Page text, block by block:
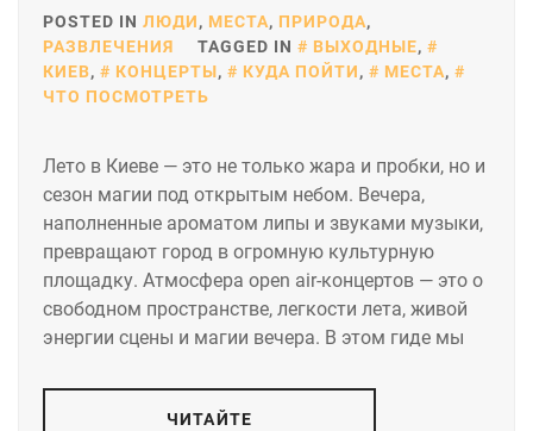
POSTED IN ЛЮДИ, МЕСТА, ПРИРОДА,
РАЗВЛЕЧЕНИЯ
TAGGED IN ВЫХОДНЫЕ,
КИЕВ, КОНЦЕРТЫ, КУДА ПОЙТИ, МЕСТА,
ЧТО ПОСМОТРЕТЬ
Лето в Киеве — это не только жара и пробки, но и
сезон магии под открытым небом. Вечера,
наполненные ароматом липы и звуками музыки,
превращают город в огромную культурную
площадку. Атмосфера open air-концертов — это о
свободном пространстве, легкости лета, живой
энергии сцены и магии вечера. В этом гиде мы
ЧИТАЙТЕ